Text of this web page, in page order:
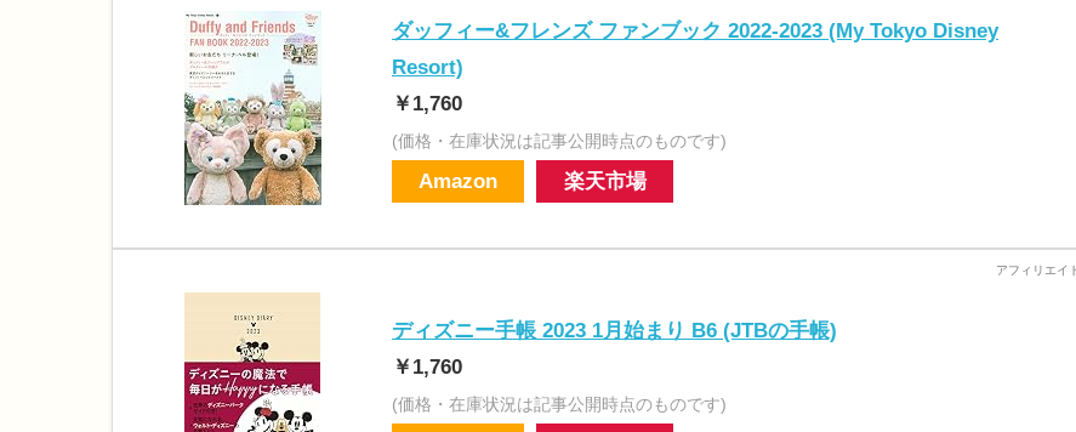
ダッフィー&フレンズ ファンブック 2022-2023 (My Tokyo Disney
Resort)
￥1,760
(価格・在庫状況は記事公開時点のものです)
Amazon 楽天市場
ディズニー手帳 2023 1月始まり B6 (JTBの手帳)
￥1,760
(価格・在庫状況は記事公開時点のものです)